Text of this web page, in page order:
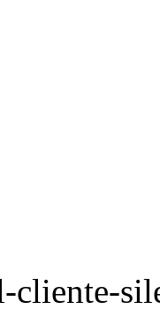
cliente-